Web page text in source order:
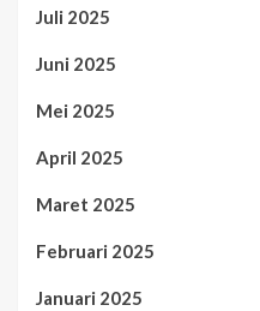
Juli 2025
Juni 2025
Mei 2025
April 2025
Maret 2025
Februari 2025
Januari 2025